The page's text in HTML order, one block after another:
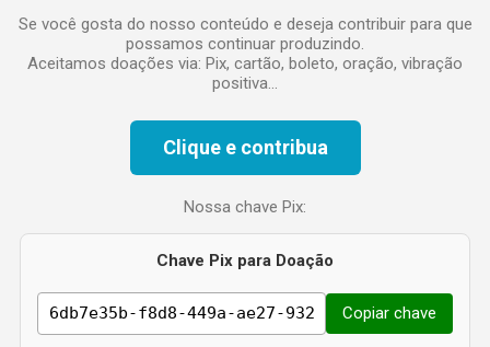
Se você gosta do nosso conteúdo e deseja contribuir para que
possamos continuar produzindo.
Aceitamos doações via: Pix, cartão, boleto, oração, vibração
positiva...
Clique e contribua
Nossa chave Pix:
Chave Pix para Doação
Copiar chave